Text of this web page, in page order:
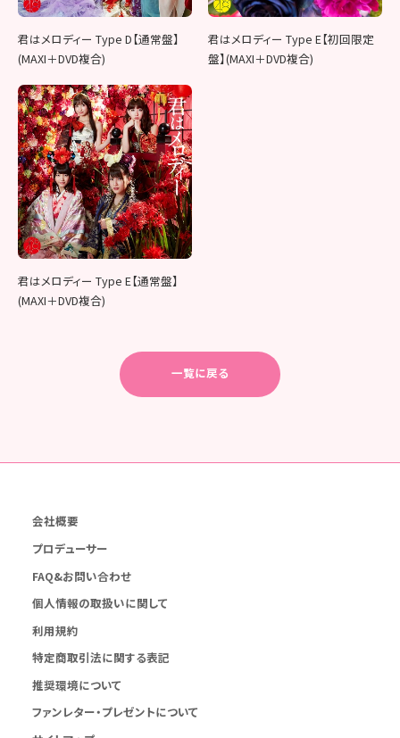
君はメロディー Type D【通常盤】
(MAXI＋DVD複合)
君はメロディー Type E【初回限定
盤】(MAXI＋DVD複合)
君はメロディー Type E【通常盤】
(MAXI＋DVD複合)
一覧に戻る
会社概要
プロデューサー
FAQ&お問い合わせ
個人情報の取扱いに関して
利用規約
特定商取引法に関する表記
推奨環境について
ファンレター・プレゼントについて